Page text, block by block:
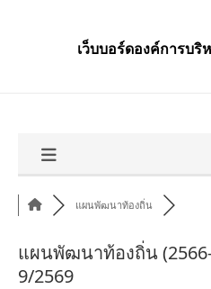
เว็บบอร์ดองค์การบ
แผนพัฒนาท้องถิ่น
แผนพัฒนาท้องถิ่น
9/2569